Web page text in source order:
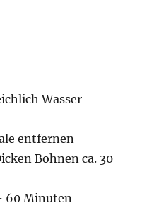
Wasser
entfernen
Bohnen ca. 30
60 Minuten